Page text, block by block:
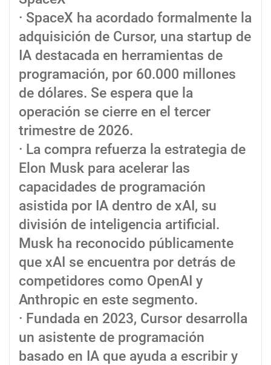
· SpaceX ha acordado formalmente la
adquisición de Cursor, una startup de
IA destacada en herramientas de
programación, por 60.000 millones
de dólares. Se espera que la
operación se cierre en el tercer
trimestre de 2026.
· La compra refuerza la estrategia de
Elon Musk para acelerar las
capacidades de programación
asistida por IA dentro de xAI, su
división de inteligencia artificial.
Musk ha reconocido públicamente
que xAI se encuentra por detrás de
competidores como OpenAI y
Anthropic en este segmento.
· Fundada en 2023, Cursor desarrolla
un asistente de programación
basado en IA que ayuda a escribir y